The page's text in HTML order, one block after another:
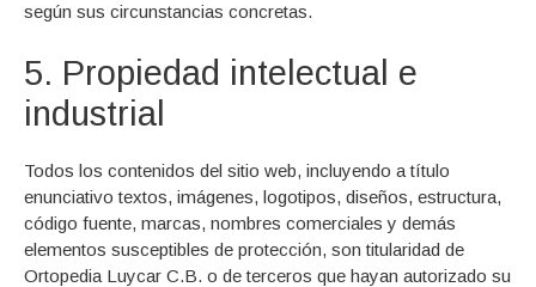
según sus circunstancias concretas.
5. Propiedad intelectual e
industrial
Todos los contenidos del sitio web, incluyendo a título
enunciativo textos, imágenes, logotipos, diseños, estructura,
código fuente, marcas, nombres comerciales y demás
elementos susceptibles de protección, son titularidad de
Ortopedia Luycar C.B. o de terceros que hayan autorizado su